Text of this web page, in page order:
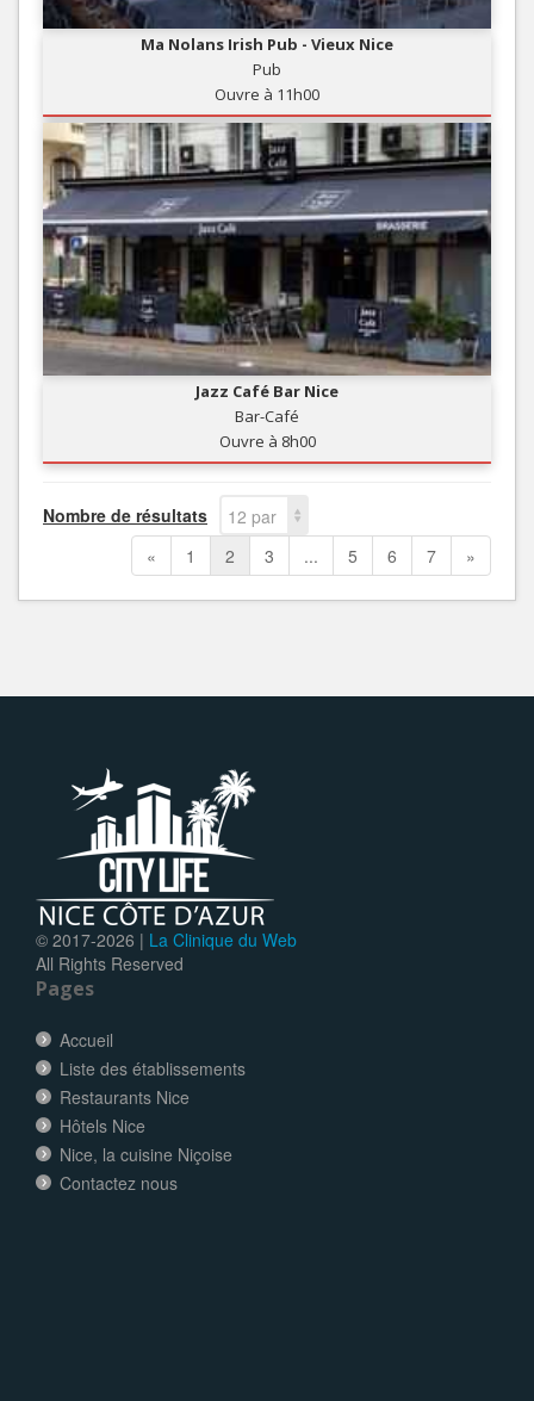
Ma Nolans Irish Pub - Vieux Nice
Pub
Ouvre à 11h00
Jazz Café Bar Nice
Bar-Café
Ouvre à 8h00
Nombre de résultats
12 par
page
« 1 2 3 ... 5 6 7 »
© 2017-2026 | La Clinique du Web
All Rights Reserved
Pages
Accueil
Liste des établissements
Restaurants Nice
Hôtels Nice
Nice, la cuisine Niçoise
Contactez nous